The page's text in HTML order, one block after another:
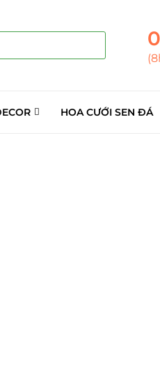
HOA CƯỚI SEN ĐÁ